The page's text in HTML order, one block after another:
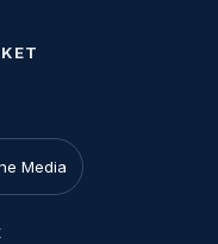
Media